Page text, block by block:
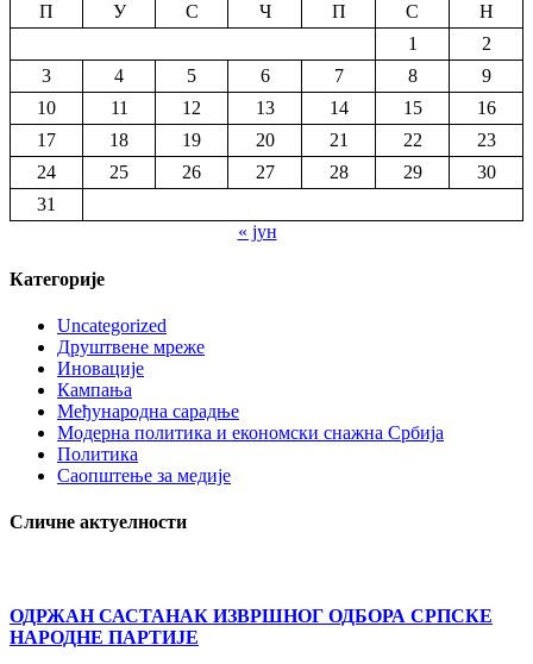
П
У С Ч П С
Н
1
2
3
4 5 6 7 8
9
10
11 12 13 14 15
16
17
18 19 20 21 22
23
24
25 26 27 28 29
30
31
« јун
Категорије
Uncategorized
Друштвене мреже
Иновације
Кампања
Међународна сарадње
Модерна политика и економски снажна Србија
Политика
Саопштење за медије
Сличне актуелности
ОДРЖАН САСТАНАК ИЗВРШНОГ ОДБОРА СРПСКЕ
НАРОДНЕ ПАРТИЈЕ